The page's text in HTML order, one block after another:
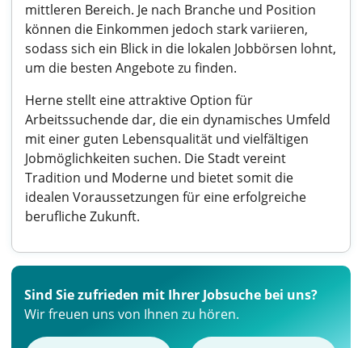
mittleren Bereich. Je nach Branche und Position
können die Einkommen jedoch stark variieren,
sodass sich ein Blick in die lokalen Jobbörsen lohnt,
um die besten Angebote zu finden.
Herne stellt eine attraktive Option für
Arbeitssuchende dar, die ein dynamisches Umfeld
mit einer guten Lebensqualität und vielfältigen
Jobmöglichkeiten suchen. Die Stadt vereint
Tradition und Moderne und bietet somit die
idealen Voraussetzungen für eine erfolgreiche
berufliche Zukunft.
Sind Sie zufrieden mit Ihrer Jobsuche bei uns?
Wir freuen uns von Ihnen zu hören.